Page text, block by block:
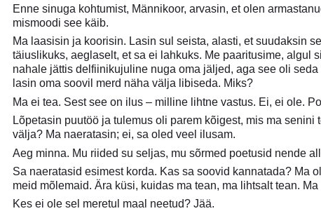
Enne sinuga kohtumist, Männikoor, arvasin, et olen
mismoodi see käib.
Ma laasisin ja koorisin. Lasin sul seista, alasti, et suudaksin
täiuslikuks, aeglaselt, et sa ei lahkuks. Me paaritusime, algul
nahale jättis delfiinikujuline nuga oma jäljed, aga see oli
lasin oma soovil merd näha välja libiseda. Miks?
Ma ei tea. Sest see on ilus – milline lihtne vastus. Ei, ei ole.
Lõpetasin puutöö ja tulemus oli parem kõigest, mis ma
välja? Ma naeratasin; ei, sa oled veel ilusam.
Aeg minna. Mu riided su seljas, mu sõrmed poetusid nende
Sa naeratasid esimest korda. Kas sa soovid kannatada? Ma
meid mõlemaid. Ära küsi, kuidas ma tean, ma lihtsalt tean.
Kes ei ole sel meretul maal neetud? Jää.